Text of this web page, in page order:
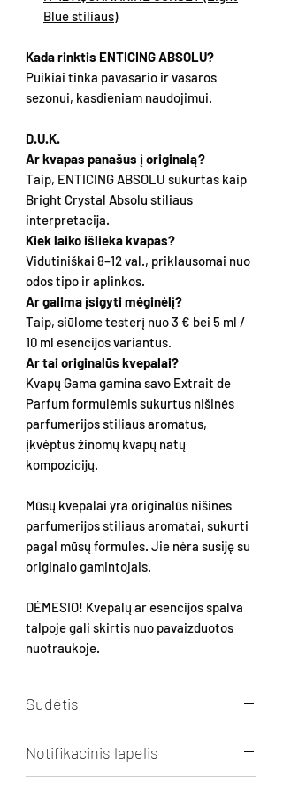
Blue stiliaus)
Kada rinktis ENTICING ABSOLU?
Puikiai tinka pavasario ir vasaros
sezonui, kasdieniam naudojimui.
D.U.K.
Ar kvapas panašus į originalą?
Taip, ENTICING ABSOLU sukurtas kaip
Bright Crystal Absolu stiliaus
interpretacija.
Kiek laiko išlieka kvapas?
Vidutiniškai 8–12 val., priklausomai nuo
odos tipo ir aplinkos.
Ar galima įsigyti mėginėlį?
Taip, siūlome testerį nuo 3 € bei 5 ml /
10 ml esencijos variantus.
Ar tai originalūs kvepalai?
Kvapų Gama gamina savo Extrait de
Parfum formulėmis sukurtus nišinės
parfumerijos stiliaus aromatus,
įkvėptus žinomų kvapų natų
kompozicijų.
Mūsų kvepalai yra originalūs nišinės
parfumerijos stiliaus aromatai, sukurti
pagal mūsų formules. Jie nėra susiję su
originalo gamintojais.
DĖMESIO! Kvepalų ar esencijos spalva
talpoje gali skirtis nuo pavaizduotos
nuotraukoje.
Sudėtis
(1,2,3,4,5,6,7,8-octahydro-2,3,8,8-
tetramethyl-2-naphthyl)ethan-1-one,
Notifikacinis lapelis